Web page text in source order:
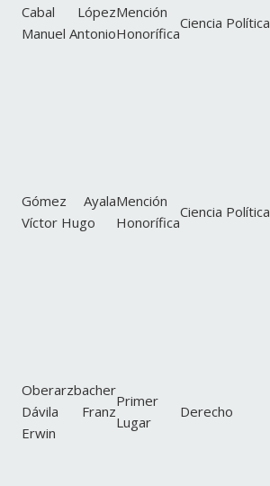
Cabal López
Manuel Antonio
Mención
Honorífica
Ciencia Política
Gómez Ayala
Víctor Hugo
Mención
Honorífica
Ciencia Política
Oberarzbacher
Dávila Franz
Erwin
Primer
Lugar
Derecho